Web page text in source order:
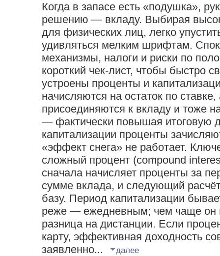
Когда в запасе есть «подушка»,
решению — вкладу. Выбирая
для физических лиц, легко
удивляться мелким шрифтам.
механизмы, налоги и риски по
короткий чек‑лист, чтобы быстро
устроены проценты и
начисляются на остаток по
присоединяются к вкладу и тоже
— фактически повышая итоговую
капитализации проценты
«эффект снега» не работает.
сложный процент (compound
сначала начисляет проценты за
сумме вклада, и следующий
базу. Период капитализации
реже — ежедневным; чем чаще он
разница на дистанции. Если
карту, эффективная доходность
заявленно...
далее